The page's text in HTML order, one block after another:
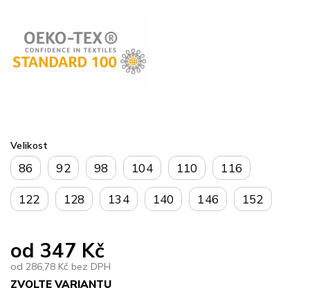
od 347 Kč
od 286,78 Kč bez DPH
ZVOLTE VARIANTU
Velikost
86 92 98 104 110 116
122 128 134 140 146 152